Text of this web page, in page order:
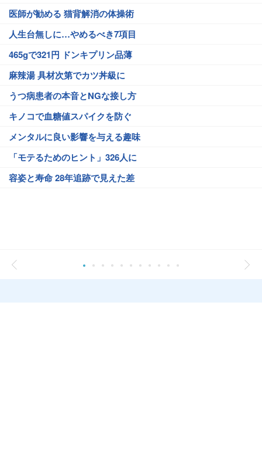
医師が勧める 猫背解消の体操術
人生台無しに…やめるべき7項目
465gで321円 ドンキプリン品薄
麻辣湯 具材次第でカツ丼級に
うつ病患者の本音とNGな接し方
キノコで血糖値スパイクを防ぐ
メンタルに良い影響を与える趣味
「モテるためのヒント」326人に
容姿と寿命 28年追跡で見えた差